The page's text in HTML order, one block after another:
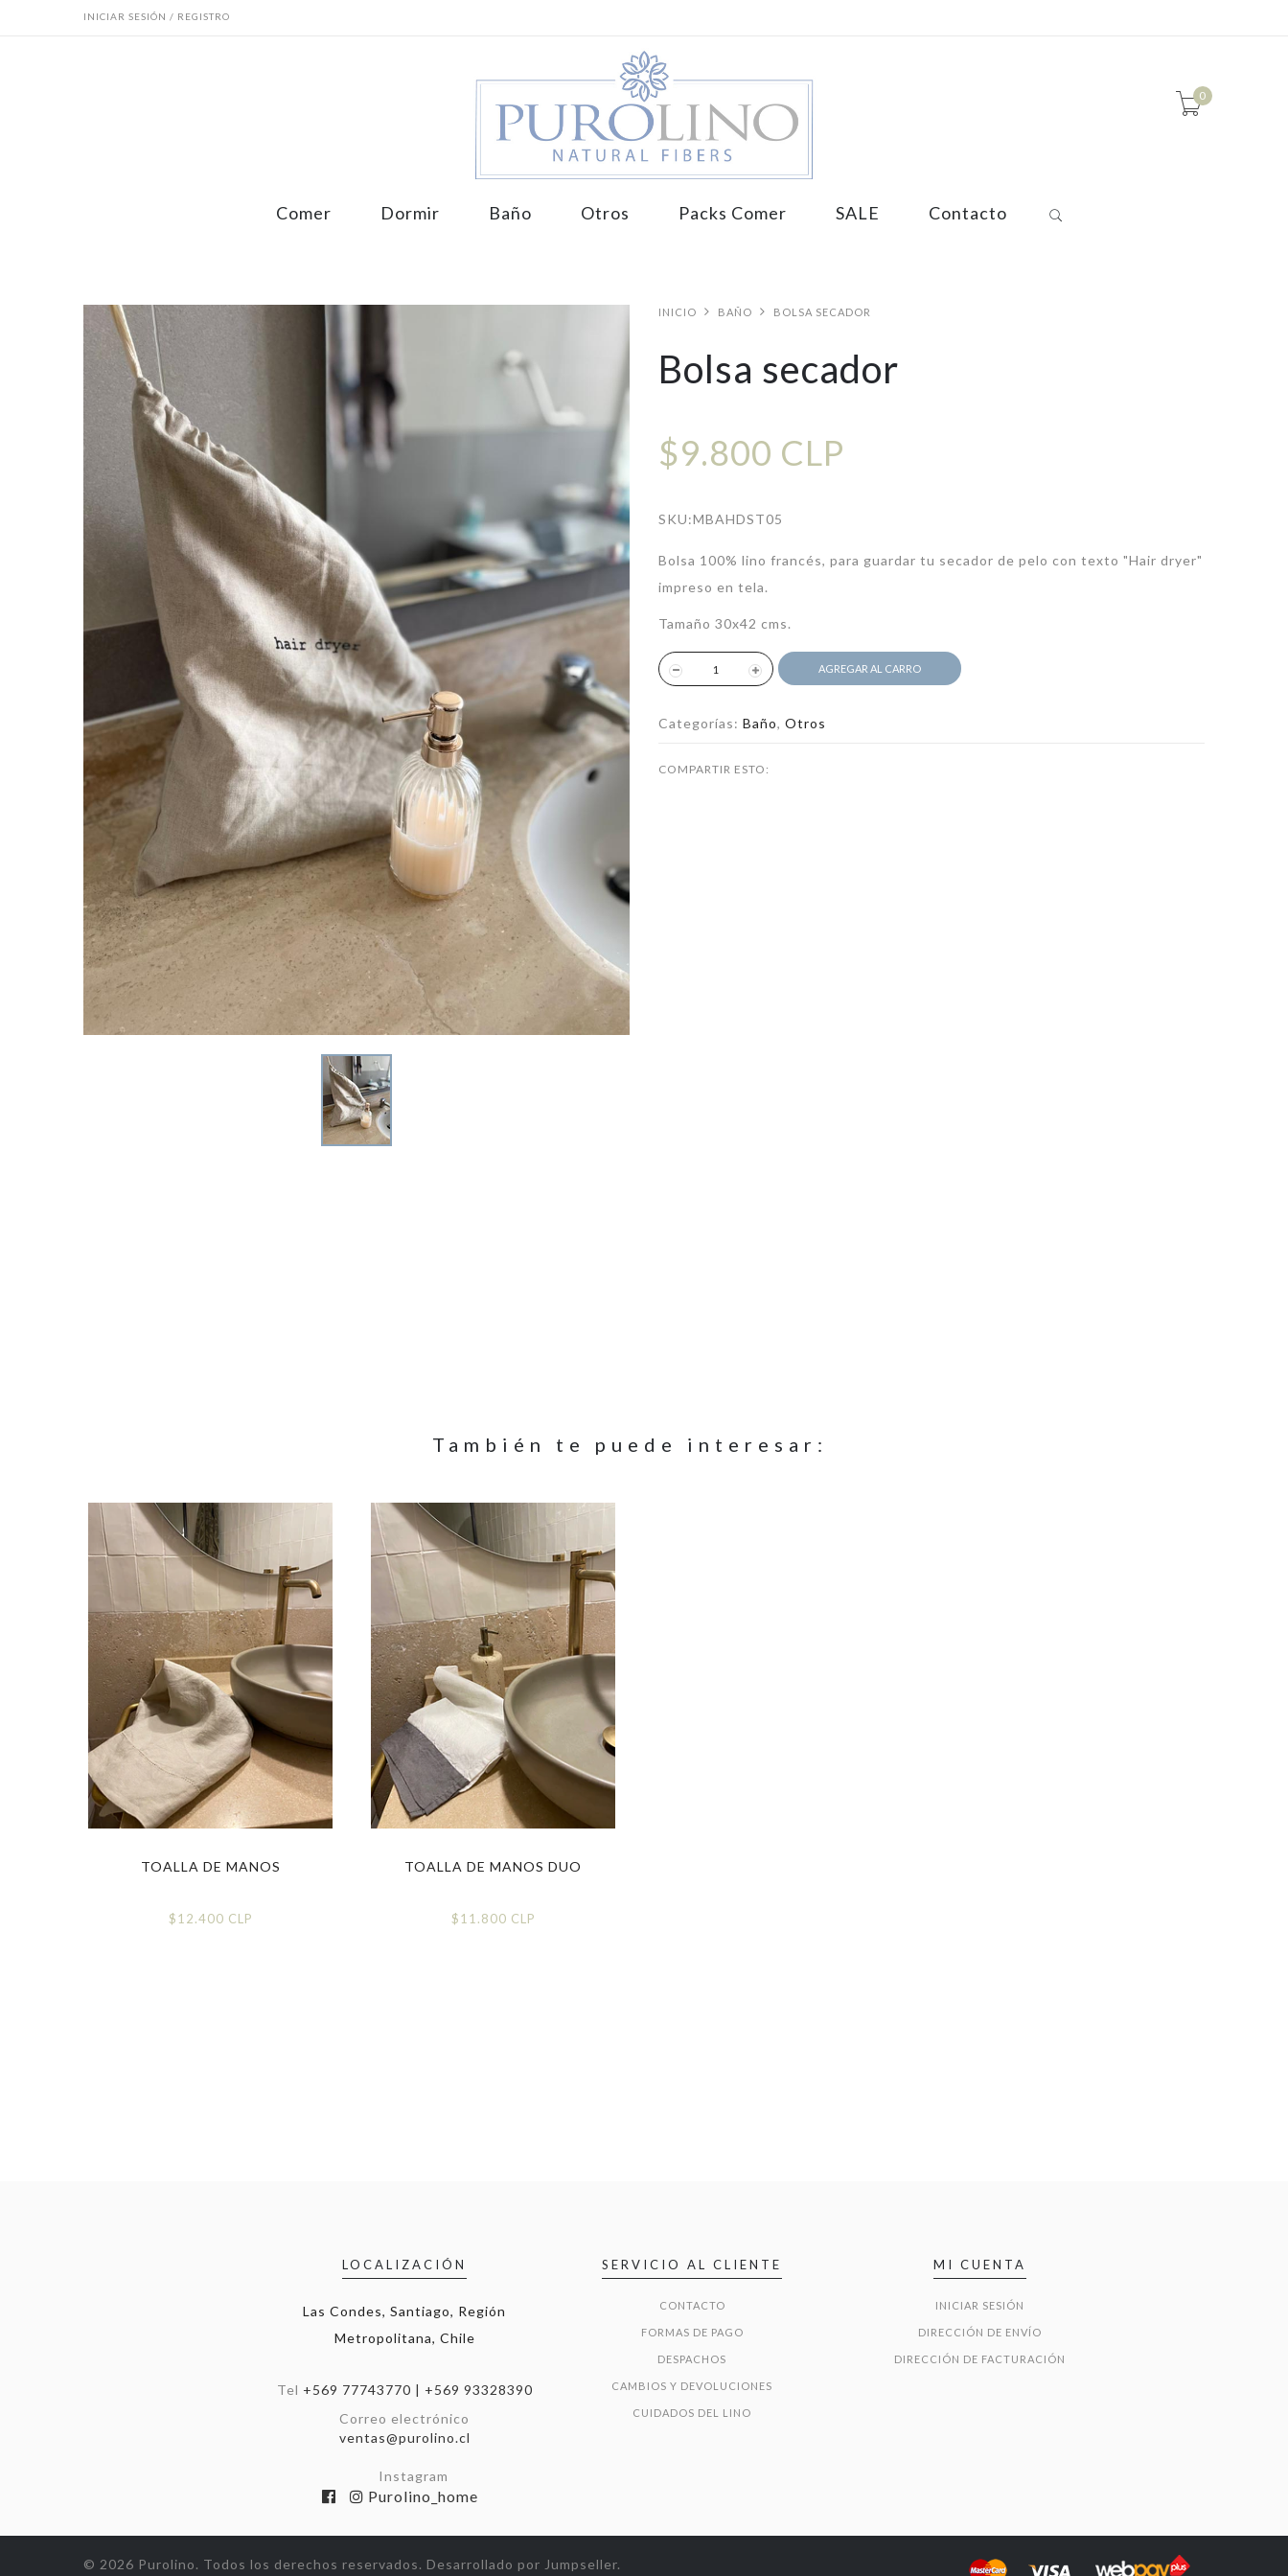
INICIAR SESIÓN / REGISTRO
0
Comer Dormir Baño Otros Packs Comer SALE Contacto
INICIO BAÑO BOLSA SECADOR
Bolsa secador
$9.800 CLP
SKU:MBAHDST05
Bolsa 100% lino francés, para guardar tu secador de pelo con texto "Hair dryer"
impreso en tela.
Tamaño 30x42 cms.
AGREGAR AL CARRO
Categorías: Baño, Otros
COMPARTIR ESTO:
También te puede interesar:
TOALLA DE MANOS
$12.400 CLP
TOALLA DE MANOS DUO
$11.800 CLP
LOCALIZACIÓN
Las Condes, Santiago, Región
Metropolitana, Chile
Tel +569 77743770 | +569 93328390
Correo electrónico
ventas@purolino.cl
Instagram
Purolino_home
SERVICIO AL CLIENTE
CONTACTO
FORMAS DE PAGO
DESPACHOS
CAMBIOS Y DEVOLUCIONES
CUIDADOS DEL LINO
MI CUENTA
INICIAR SESIÓN
DIRECCIÓN DE ENVÍO
DIRECCIÓN DE FACTURACIÓN
© 2026 Purolino. Todos los derechos reservados. Desarrollado por Jumpseller.